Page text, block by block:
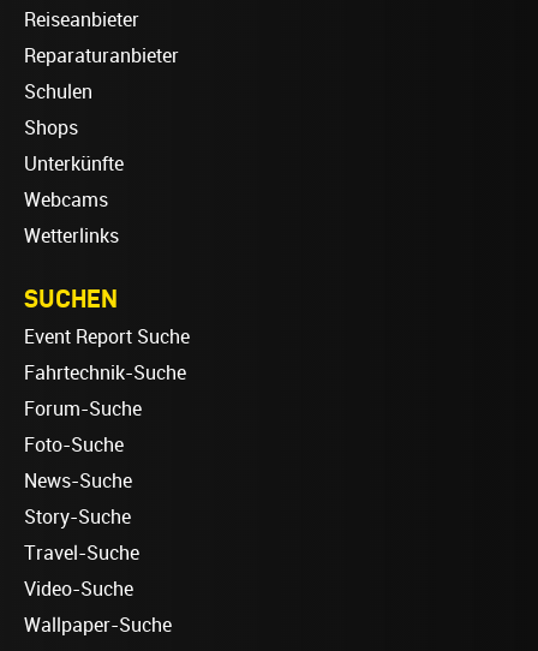
Reiseanbieter
Reparaturanbieter
Schulen
Shops
Unterkünfte
Webcams
Wetterlinks
SUCHEN
Event Report Suche
Fahrtechnik-Suche
Forum-Suche
Foto-Suche
News-Suche
Story-Suche
Travel-Suche
Video-Suche
Wallpaper-Suche